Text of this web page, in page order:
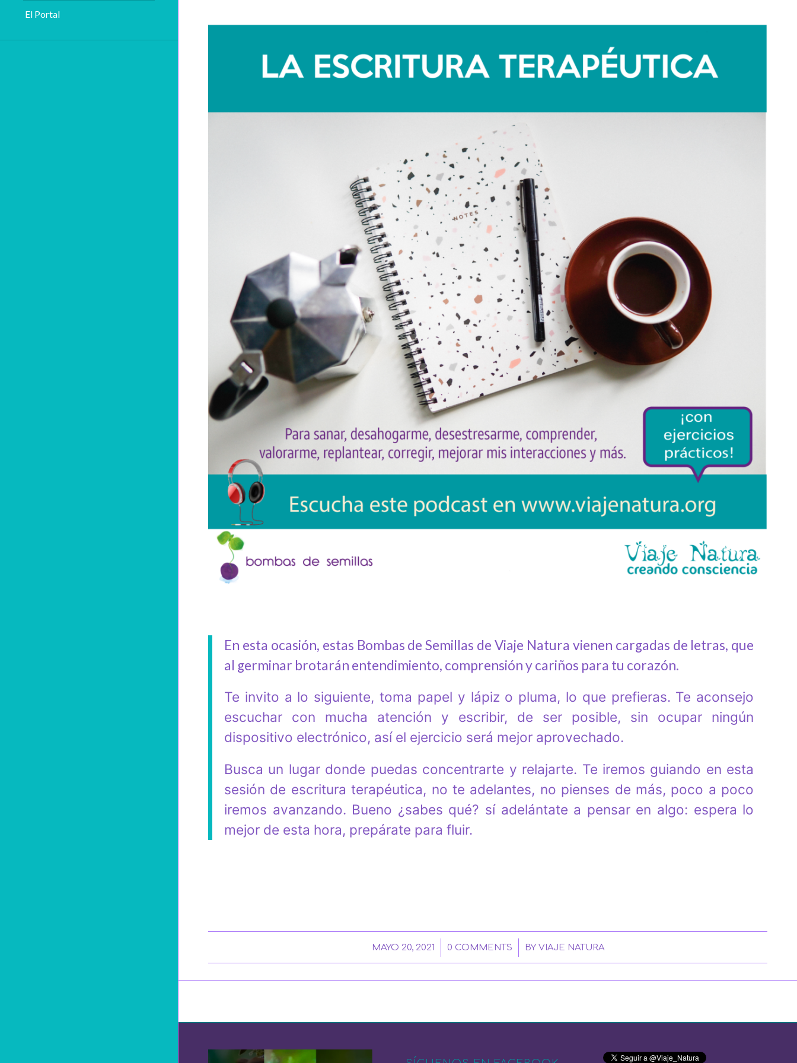
El Portal
En esta ocasión, estas Bombas de Semillas de Viaje Natura vienen cargadas de letras, que
al germinar brotarán entendimiento, comprensión y cariños para tu corazón.
Te invito a lo siguiente, toma papel y lápiz o pluma, lo que prefieras. Te aconsejo
escuchar con mucha atención y escribir, de ser posible, sin ocupar ningún
dispositivo electrónico, así el ejercicio será mejor aprovechado.
Busca un lugar donde puedas concentrarte y relajarte. Te iremos guiando en esta
sesión de escritura terapéutica, no te adelantes, no pienses de más, poco a poco
iremos avanzando. Bueno ¿sabes qué? sí adelántate a pensar en algo: espera lo
mejor de esta hora, prepárate para fluir.
MAYO 20, 2021
/ 0 COMMENTS
/ BY VIAJE NATURA